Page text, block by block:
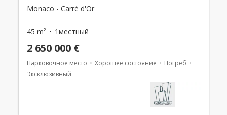
Monaco - Carré d'Or
45 m² 1местный
2 650 000 €
Парковочное место Хорошее состояние
Погреб
Эксклюзивный